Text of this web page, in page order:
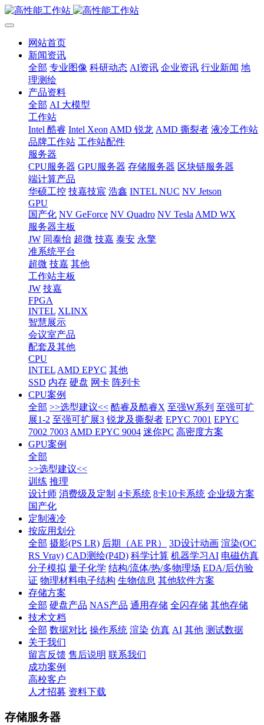
网站首页
新闻资讯
全部 专业图像 科研动态 AI资讯 企业资讯 行业新闻 地
理测绘
产品资料
全部 AI 大模型
工作站
Intel 酷睿 Intel Xeon AMD 锐龙 AMD 撕裂者 液冷工作站
品牌工作站 工作站配件
服务器
CPU服务器 GPU服务器 存储服务器 区块链服务器
端计算产品
华硕工控 技嘉技宸 浩鑫 INTEL NUC NV Jetson
GPU
国产化 NV GeForce NV Quadro NV Tesla AMD WX
服务器主板
JW 同泰怡 超微 技嘉 泰安 永擎
准系统平台
超微 技嘉 其他
工作站主板
JW 技嘉
FPGA
INTEL XLINX
智慧展示
会议室产品
配套及其他
CPU
INTEL AMD EPYC 其他
SSD 内存 硬盘 网卡 阵列卡
CPU案例
全部 >>选型建议<< 酷睿及酷睿X 至强W系列 至强可扩
展1-2 至强可扩展3 锐龙及撕裂者 EPYC 7001 EPYC
7002 7003 AMD EPYC 9004 迷你PC 高密度方案
GPU案例
全部
>>选型建议<<
训练 推理
设计师 消费级及定制 4卡系统 8卡10卡系统 企业级方案
国产化
定制液冷
按应用划分
全部 摄影(PS LR) 后期（AE PR） 3D设计动画 渲染(OC
RS Vray) CAD测绘(P4D) 科学计算 机器学习AI 电磁仿真
分子模拟 量子化学 结构/流体/热/多物理场 EDA/后仿验
证 物理材料电子结构 生物信息 其他软件方案
存储方案
全部 硬盘产品 NAS产品 通用存储 全闪存储 其他存储
技术文档
全部 数据对比 操作系统 渲染 仿真 AI 其他 测试数据
关于我们
留言反馈 售后说明 联系我们
成功案例
高校客户
人才招募 资料下载
存储服务器